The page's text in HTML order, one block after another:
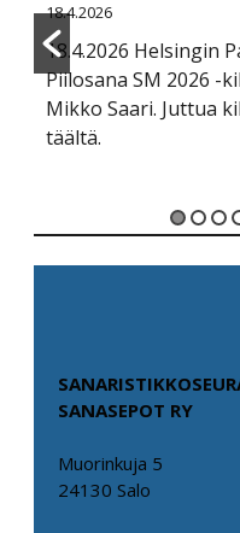
18.4.2026
18.4.2026 Helsingin
Piilosana SM 2026 -
Mikko Saari. Juttua
täältä.
SANASEPOT RY
Muorinkuja 5
24130 Salo